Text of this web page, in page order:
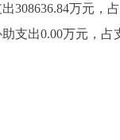
308636.84万元，
支出0.00万元，占